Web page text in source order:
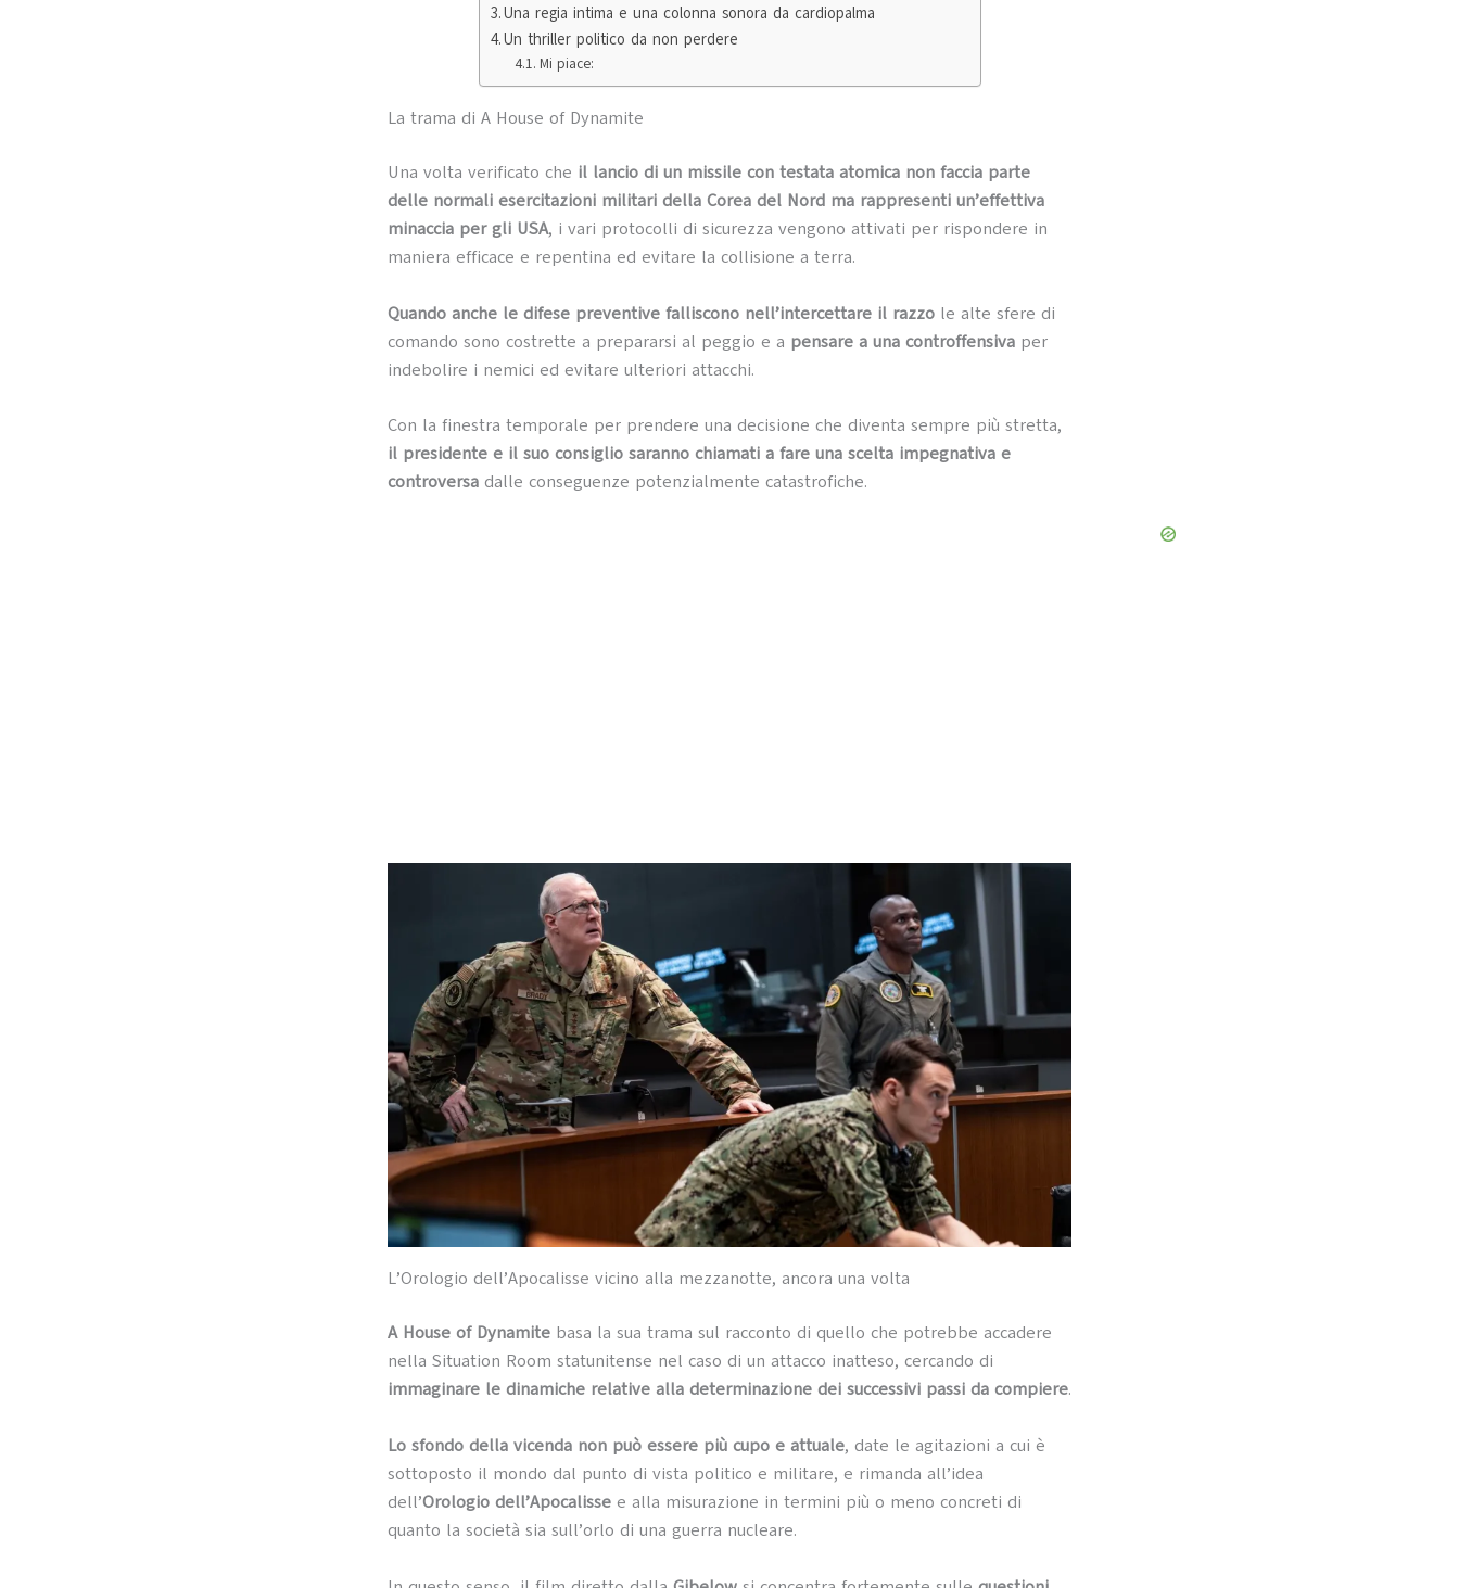
Una regia intima e una colonna sonora da cardiopalma
Un thriller politico da non perdere
Mi piace:
La trama di A House of Dynamite
Una volta verificato che il lancio di un missile con testata atomica non faccia parte
delle normali esercitazioni militari della Corea del Nord ma rappresenti un’effettiva
minaccia per gli USA, i vari protocolli di sicurezza vengono attivati per rispondere in
maniera efficace e repentina ed evitare la collisione a terra.
Quando anche le difese preventive falliscono nell’intercettare il razzo le alte sfere di
comando sono costrette a prepararsi al peggio e a pensare a una controffensiva per
indebolire i nemici ed evitare ulteriori attacchi.
Con la finestra temporale per prendere una decisione che diventa sempre più stretta,
il presidente e il suo consiglio saranno chiamati a fare una scelta impegnativa e
controversa dalle conseguenze potenzialmente catastrofiche.
L’Orologio dell’Apocalisse vicino alla mezzanotte, ancora una volta
A House of Dynamite basa la sua trama sul racconto di quello che potrebbe accadere
nella Situation Room statunitense nel caso di un attacco inatteso, cercando di
immaginare le dinamiche relative alla determinazione dei successivi passi da compiere.
Lo sfondo della vicenda non può essere più cupo e attuale, date le agitazioni a cui è
sottoposto il mondo dal punto di vista politico e militare, e rimanda all’idea
dell’Orologio dell’Apocalisse e alla misurazione in termini più o meno concreti di
quanto la società sia sull’orlo di una guerra nucleare.